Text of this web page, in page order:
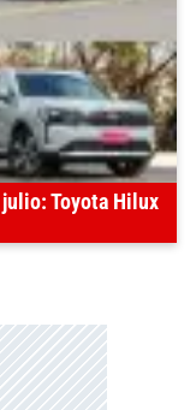
Toyota Hilux